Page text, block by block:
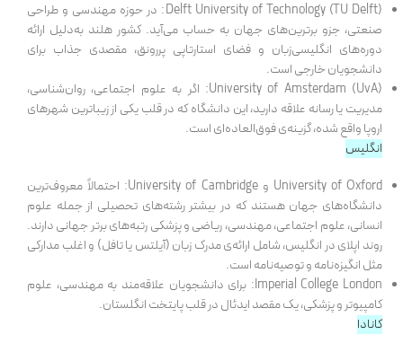
Delft University of Technology (TU Delft): در حوزه مهندسی و طراحی
صنعتی، جزو برترین‌های جهان به حساب می‌آید. کشور هلند به‌دلیل ارائه
دوره‌های انگلیسی‌زبان و فضای استارتاپی پررونق، مقصدی جذاب برای
دانشجویان خارجی است.
University of Amsterdam (UvA): اگر به علوم اجتماعی، روان‌شناسی،
مدیریت یا رسانه علاقه دارید، این دانشگاه که در قلب یکی از زیباترین شهرهای
اروپا واقع شده، گزینه‌ی فوق‌العاده‌ای است.
انگلیس
University of Oxford و University of Cambridge: احتمالاً معروف‌ترین
دانشگاه‌های جهان هستند که در بیشتر رشته‌های تحصیلی از جمله علوم
انسانی، علوم اجتماعی، مهندسی، ریاضی و پزشکی رتبه‌های برتر جهانی دارند.
روند اپلای در انگلیس، شامل ارائه‌ی مدرک زبان (آیلتس یا تافل) و اغلب مدارکی
مثل انگیزه‌نامه و توصیه‌نامه است.
Imperial College London: برای دانشجویان علاقه‌مند به مهندسی، علوم
کامپیوتر و پزشکی، یک مقصد ایدئال در قلب پایتخت انگلستان.
کانادا